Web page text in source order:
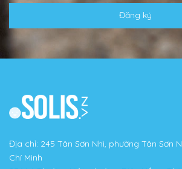
Đăng ký
Địa chỉ: 245 Tân Sơn Nhì, phường Tân Sơn
Chí Minh